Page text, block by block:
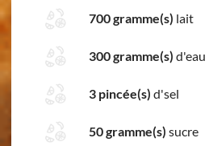
700 gramme(s) lait
300 gramme(s) d'eau
3 pincée(s) d'sel
50 gramme(s) sucre